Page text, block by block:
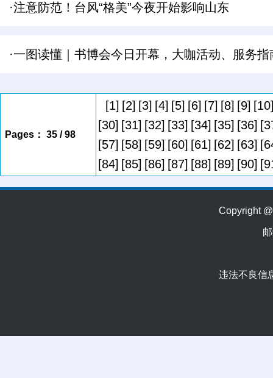
·注意防范！台风“格美”今夜开始影响山东
·一图读懂｜书博会今日开幕，大咖活动、服务
Pages： 35 / 98
[1] [2] [3] [4] [5] [6] [7] [8] [9]
[30] [31] [32] [33] [34] [35] [36]
[57] [58] [59] [60] [61] [62] [63]
[84] [85] [86] [87] [88] [89] [90]
Copyright
违法不良信